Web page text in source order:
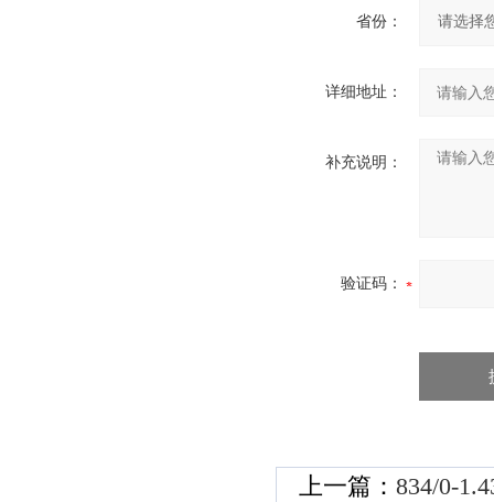
省份：
详细地址：
补充说明：
验证码：
上一篇： 834/0-